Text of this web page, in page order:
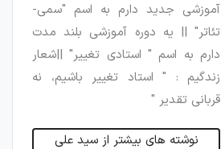
آموزشی جدید دارم به اسم "سمی-
تئاتر" || یه دوره آموزشی بلند مدت
دارم به اسم " استادی تغییر" ||شعار
زندگیم : " استاد تغییر باشیم، نه
قربانی تقدیر "
نوشته های بیشتر از سید علی